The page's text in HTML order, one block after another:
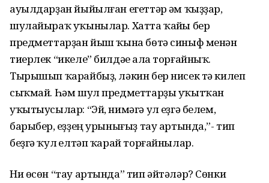
ауылдарҙан йыйылған егеттәр һәм ҡыҙҙар,
шулайыраҡ уҡынылар. Хатта ҡайһы бер
предметтарҙан йыш ҡына бөтә синыф менән
тиерлек “икеле” билдәһе ала торғайныҡ.
Тырышып ҡарайбыҙ, ләкин бер нисек тә килеп
сыҡмай. Һәм шул предметтарҙы уҡытҡан
уҡытыусылар: “Эй, нимәгә ул һеҙгә белем,
барыбер, һеҙҙең урынығыҙ тау артында,”- тип
беҙгә ҡул һелтәп ҡарай торғайнылар.
Ни өсөн “тау артында” тип әйтәләр? Сөнки